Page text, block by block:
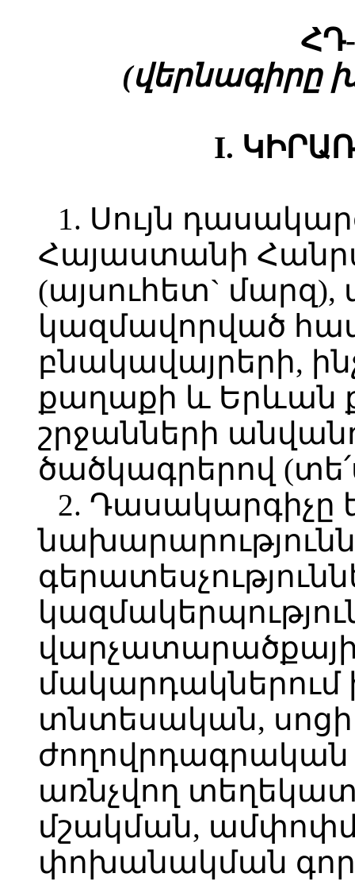
ՀԴ-
(վերնագիրը
I.
1. Սույն
Հայաստանի
(այսուհետ` մարզ),
կազմավորված
բնակավայրերի,
քաղաքի և Երևան
շրջանների
ծածկագրերով
2. Դասակարգիչը
մակարդակներում
տնտեսական,
ժողովրդագրական
առնչվող
մշակման,
փոխանակման